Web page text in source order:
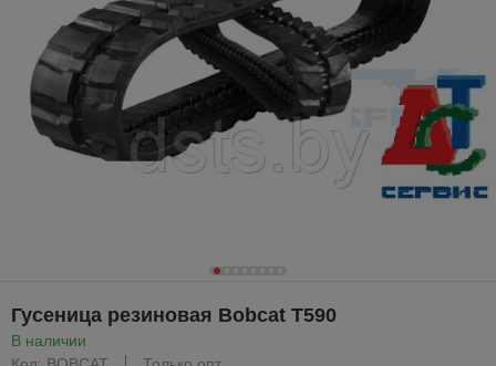
Гусеница резиновая Bobcat T590
В наличии